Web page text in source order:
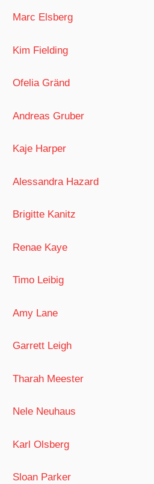
Marc Elsberg
Kim Fielding
Ofelia Gränd
Andreas Gruber
Kaje Harper
Alessandra Hazard
Brigitte Kanitz
Renae Kaye
Timo Leibig
Amy Lane
Garrett Leigh
Tharah Meester
Nele Neuhaus
Karl Olsberg
Sloan Parker